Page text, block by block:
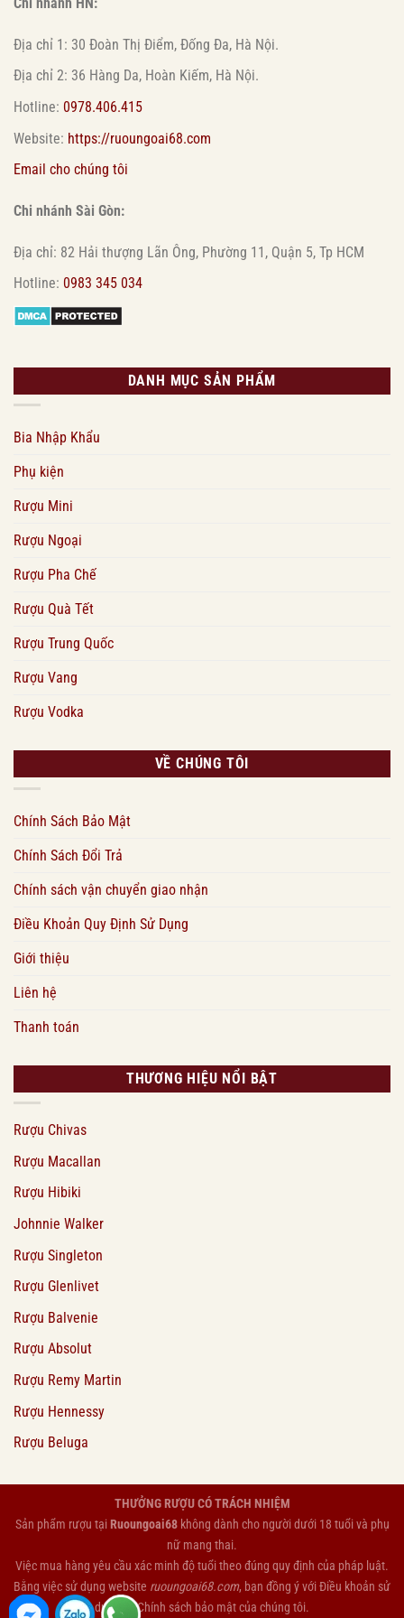
Địa chỉ 1: 30 Đoàn Thị Điểm, Đống Đa, Hà Nội.
Địa chỉ 2: 36 Hàng Da, Hoàn Kiếm, Hà Nội.
Hotline: 0978.406.415
Website: https://ruoungoai68.com
Email cho chúng tôi
Chi nhánh Sài Gòn:
Địa chỉ: 82 Hải thượng Lãn Ông, Phường 11, Quận 5, Tp HCM
Hotline: 0983 345 034
DANH MỤC SẢN PHẨM
Bia Nhập Khẩu
Phụ kiện
Rượu Mini
Rượu Ngoại
Rượu Pha Chế
Rượu Quà Tết
Rượu Trung Quốc
Rượu Vang
Rượu Vodka
VỀ CHÚNG TÔI
Chính Sách Bảo Mật
Chính Sách Đổi Trả
Chính sách vận chuyển giao nhận
Điều Khoản Quy Định Sử Dụng
Giới thiệu
Liên hệ
Thanh toán
THƯƠNG HIỆU NỔI BẬT
Rượu Chivas
Rượu Macallan
Rượu Hibiki
Johnnie Walker
Rượu Singleton
Rượu Glenlivet
Rượu Balvenie
Rượu Absolut
Rượu Remy Martin
Rượu Hennessy
Rượu Beluga
THƯỞNG RƯỢU CÓ TRÁCH NHIỆM
Sản phẩm rượu tạiRuoungoai68không dành cho người dưới 18 tuổi và phụ
nữ mang thai.
Việc mua hàng yêu cầu xác minh độ tuổi theo đúng quy định của pháp luật.
Bằng việc sử dụng website ruoungoai68.com, bạn đồng ý vớiĐiều khoản sử
dụng
vàChính sách bảo mậtcủa chúng tôi.